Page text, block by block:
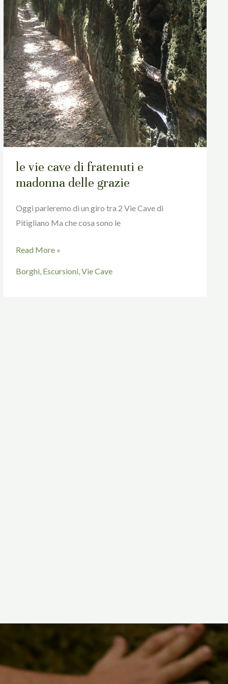
le vie cave di fratenuti e
madonna delle grazie
Oggi parleremo di un giro tra 2 Vie Cave di
Pitigliano Ma che cosa sono le
grazie
Read More »
Borghi Escursioni ,Vie Cave